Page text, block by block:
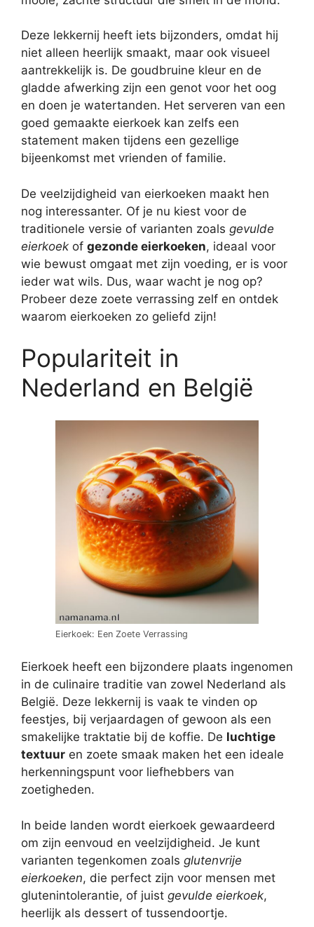
Deze lekkernij heeft iets bijzonders, omdat hij
niet alleen heerlijk smaakt, maar ook visueel
aantrekkelijk is. De goudbruine kleur en de
gladde afwerking zijn een genot voor het oog
en doen je watertanden. Het serveren van een
goed gemaakte eierkoek kan zelfs een
statement maken tijdens een gezellige
bijeenkomst met vrienden of familie.
De veelzijdigheid van eierkoeken maakt hen
nog interessanter. Of je nu kiest voor de
traditionele versie of varianten zoals gevulde
eierkoek of gezonde eierkoeken, ideaal voor
wie bewust omgaat met zijn voeding, er is voor
ieder wat wils. Dus, waar wacht je nog op?
Probeer deze zoete verrassing zelf en ontdek
waarom eierkoeken zo geliefd zijn!
Populariteit in
Nederland en België
Eierkoek: Een Zoete Verrassing
Eierkoek heeft een bijzondere plaats ingenomen
in de culinaire traditie van zowel Nederland als
België. Deze lekkernij is vaak te vinden op
feestjes, bij verjaardagen of gewoon als een
smakelijke traktatie bij de koffie. De luchtige
textuur en zoete smaak maken het een ideale
herkenningspunt voor liefhebbers van
zoetigheden.
In beide landen wordt eierkoek gewaardeerd
om zijn eenvoud en veelzijdigheid. Je kunt
varianten tegenkomen zoals glutenvrije
eierkoeken, die perfect zijn voor mensen met
glutenintolerantie, of juist gevulde eierkoek,
heerlijk als dessert of tussendoortje.